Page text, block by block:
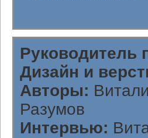
Руководитель
Дизайн и
Авторы:
Разумов
Интервью: